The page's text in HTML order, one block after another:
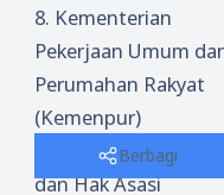
8. Kementerian
Pekerjaan Umum
Perumahan Rakyat
(Kemenpur)
Kemeterian Hukum
dan Hak Asasi
Berbagi